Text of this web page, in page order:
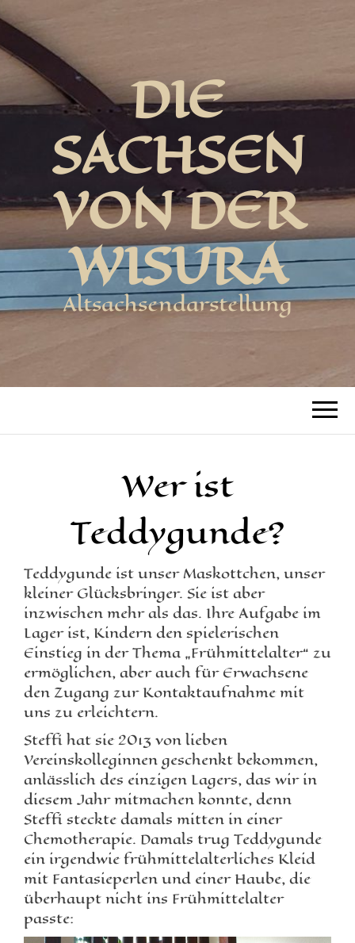
DIE
SACHSEN
VON DER
WISURA
Altsachsendarstellung
Wer ist
Teddygunde?
Teddygunde ist unser Maskottchen, unser
kleiner Glücksbringer. Sie ist aber
inzwischen mehr als das. Ihre Aufgabe im
Lager ist, Kindern den spielerischen
Einstieg in der Thema „Frühmittelalter“ zu
ermöglichen, aber auch für Erwachsene
den Zugang zur Kontaktaufnahme mit
uns zu erleichtern.
Steffi hat sie 2013 von lieben
Vereinskolleginnen geschenkt bekommen,
anlässlich des einzigen Lagers, das wir in
diesem Jahr mitmachen konnte, denn
Steffi steckte damals mitten in einer
Chemotherapie. Damals trug Teddygunde
ein irgendwie frühmittelalterliches Kleid
mit Fantasieperlen und einer Haube, die
überhaupt nicht ins Frühmittelalter
passte: